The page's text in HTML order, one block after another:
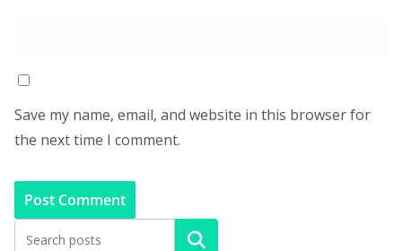
Save my name, email, and website in this browser for
the next time I comment.
Search